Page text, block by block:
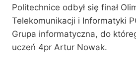
Politechnice odbył się finał
Telekomunikacji i Informatyki
Grupa informatyczna, do
uczeń 4pr Artur Nowak.